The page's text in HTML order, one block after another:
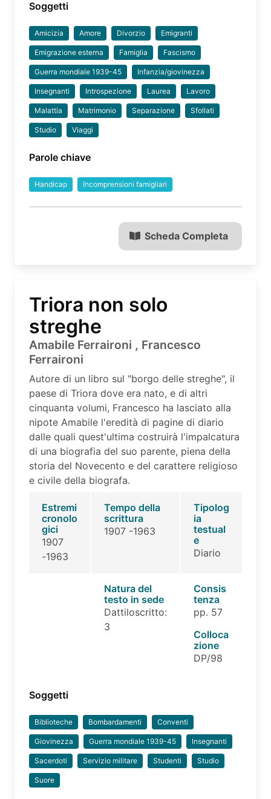
Soggetti
Amicizia Amore Divorzio Emigranti
Emigrazione esterna Famiglia Fascismo
Guerra mondiale 1939-45 Infanzia/giovinezza
Insegnanti Introspezione Laurea Lavoro
Malattia Matrimonio Separazione Sfollati
Studio Viaggi
Parole chiave
Handicap Incomprensioni famigliari
Scheda Completa
Triora non solo
streghe
Amabile Ferraironi , Francesco
Ferraironi
Autore di un libro sul "borgo delle streghe", il
paese di Triora dove era nato, e di altri
cinquanta volumi, Francesco ha lasciato alla
nipote Amabile l'eredità di pagine di diario
dalle quali quest'ultima costruirà l'impalcatura
di una biografia del suo parente, piena della
storia del Novecento e del carattere religioso
e civile della biografa.
Estremi
cronolo
gici
1907
-1963
Tempo della
scrittura
1907 -1963
Tipolog
ia
testual
e
Diario
Natura del
testo in sede
Dattiloscritto:
3
Consis
tenza
pp. 57
Colloca
zione
DP/98
Soggetti
Biblioteche Bombardamenti Conventi
Giovinezza Guerra mondiale 1939-45 Insegnanti
Sacerdoti Servizio militare Studenti Studio
Suore